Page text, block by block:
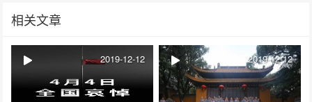
相关文章
2019-12-12 2019-12-12